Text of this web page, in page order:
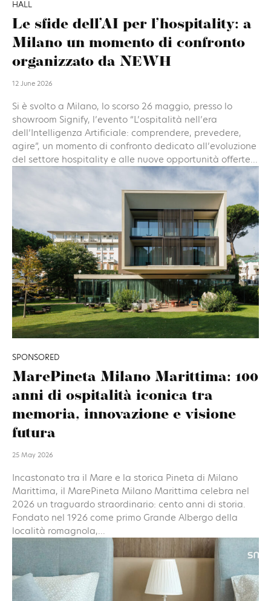
HALL
Le sfide dell’AI per l’hospitality: a
Milano un momento di confronto
organizzato da NEWH
12 June 2026
Si è svolto a Milano, lo scorso 26 maggio, presso lo
showroom Signify, l’evento “L’ospitalità nell’era
dell’Intelligenza Artificiale: comprendere, prevedere,
agire”, un momento di confronto dedicato all’evoluzione
del settore hospitality e alle nuove opportunità offerte...
SPONSORED
MarePineta Milano Marittima: 100
anni di ospitalità iconica tra
memoria, innovazione e visione
futura
25 May 2026
Incastonato tra il Mare e la storica Pineta di Milano
Marittima, il MarePineta Milano Marittima celebra nel
2026 un traguardo straordinario: cento anni di storia.
Fondato nel 1926 come primo Grande Albergo della
località romagnola,...